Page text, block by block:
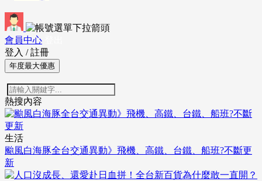
會員中心
登入 / 註冊
年度最大優惠
熱搜內容
生活
颱風白海豚全台交通異動》飛機、高鐵、台鐵、船班?不斷更
新